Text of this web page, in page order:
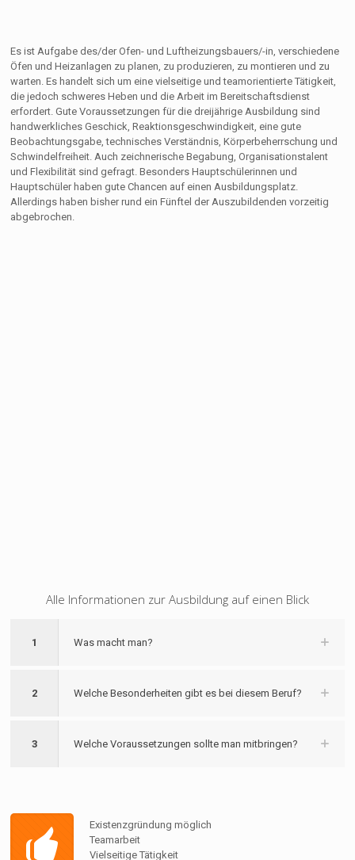
Es ist Aufgabe des/der Ofen- und Luftheizungsbauers/-in, verschiedene
Öfen und Heizanlagen zu planen, zu produzieren, zu montieren und zu
warten. Es handelt sich um eine vielseitige und teamorientierte Tätigkeit,
die jedoch schweres Heben und die Arbeit im Bereitschaftsdienst
erfordert. Gute Voraussetzungen für die dreijährige Ausbildung sind
handwerkliches Geschick, Reaktionsgeschwindigkeit, eine gute
Beobachtungsgabe, technisches Verständnis, Körperbeherrschung und
Schwindelfreiheit. Auch zeichnerische Begabung, Organisationstalent
und Flexibilität sind gefragt. Besonders Hauptschülerinnen und
Hauptschüler haben gute Chancen auf einen Ausbildungsplatz.
Allerdings haben bisher rund ein Fünftel der Auszubildenden vorzeitig
abgebrochen.
Alle Informationen zur Ausbildung auf einen Blick
1 Was macht man?
2 Welche Besonderheiten gibt es bei diesem Beruf?
3 Welche Voraussetzungen sollte man mitbringen?
Existenzgründung möglich
Teamarbeit
Vielseitige Tätigkeit